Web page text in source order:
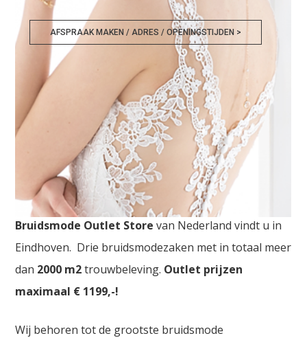
AFSPRAAK MAKEN / ADRES / OPENINGSTIJDEN >
Goedkope Bruidsmode Leiden
Goedkope bruidsmode Leiden. Degrootste
Bruidsmode Outlet Store van Nederland vindt u in
Eindhoven. Drie bruidsmodezaken met in totaal meer
dan 2000 m2trouwbeleving. Outlet prijzen
maximaal € 1199,-!
Wij behoren tot de grootste bruidsmode